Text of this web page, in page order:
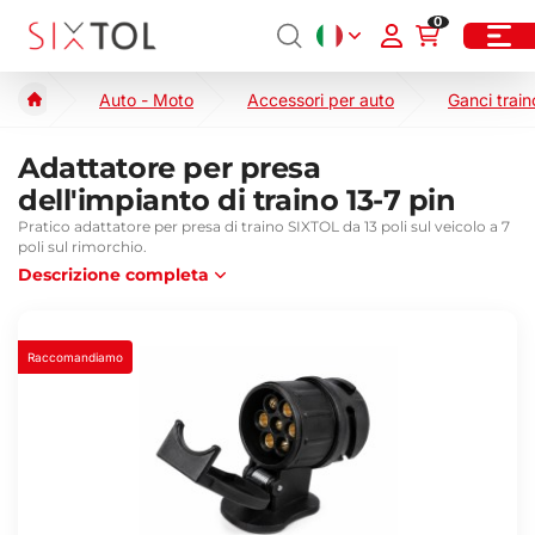
0
Auto - Moto Accessori per auto Ganci
Adattatore per presa
dell'impianto di traino 13-7 pin
Pratico adattatore per presa di traino SIXTOL da 13 poli sul veicolo a 7
poli sul rimorchio.
Descrizione completa
Raccomandiamo